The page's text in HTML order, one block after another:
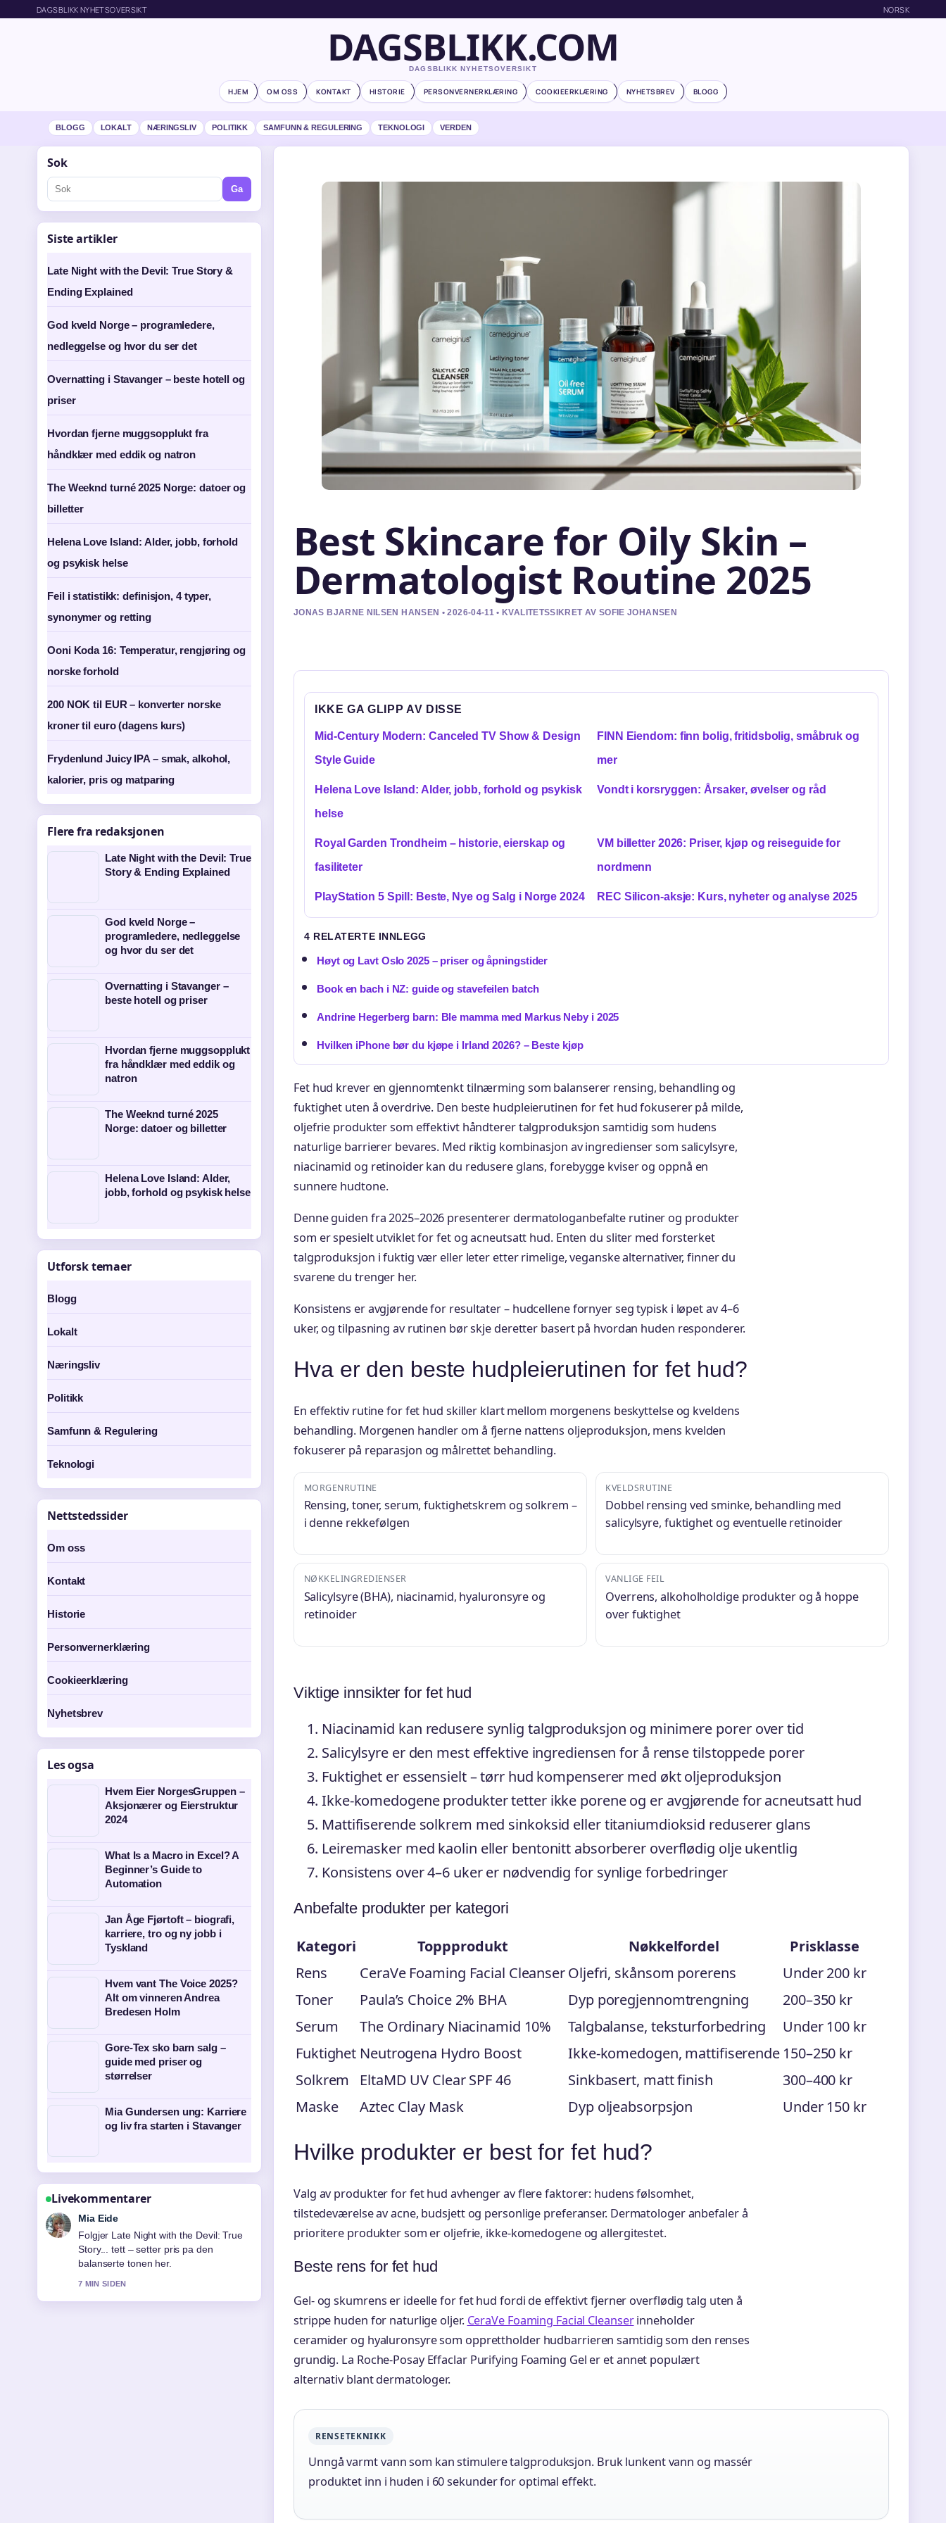
DAGSBLIKK NYHETSOVERSIKT NORSK
DAGSBLIKK.COM
DAGSBLIKK NYHETSOVERSIKT
HJEM OM OSS KONTAKT HISTORIE PERSONVERNERKLÆRING COOKIEERKLÆRING NYHETSBREV BLOGG
BLOGG LOKALT NÆRINGSLIV POLITIKK SAMFUNN & REGULERING TEKNOLOGI VERDEN
Best Skincare for Oily Skin –
Dermatologist Routine 2025
JONAS BJARNE NILSEN HANSEN • 2026-04-11 • KVALITETSSIKRET AV SOFIE JOHANSEN
IKKE GA GLIPP AV DISSE
Mid-Century Modern: Canceled TV Show & Design
Style Guide
FINN Eiendom: finn bolig, fritidsbolig, småbruk og
mer
Helena Love Island: Alder, jobb, forhold og psykisk
helse
Vondt i korsryggen: Årsaker, øvelser og råd
Royal Garden Trondheim – historie, eierskap og
fasiliteter
VM billetter 2026: Priser, kjøp og reiseguide for
nordmenn
PlayStation 5 Spill: Beste, Nye og Salg i Norge 2024 REC Silicon-aksje: Kurs, nyheter og analyse 2025
4 RELATERTE INNLEGG
Høyt og Lavt Oslo 2025 – priser og åpningstider
Book en bach i NZ: guide og stavefeilen batch
Andrine Hegerberg barn: Ble mamma med Markus Neby i 2025
Hvilken iPhone bør du kjøpe i Irland 2026? – Beste kjøp
Fet hud krever en gjennomtenkt tilnærming som balanserer rensing, behandling og
fuktighet uten å overdrive. Den beste hudpleierutinen for fet hud fokuserer på milde,
oljefrie produkter som effektivt håndterer talgproduksjon samtidig som hudens
naturlige barrierer bevares. Med riktig kombinasjon av ingredienser som salicylsyre,
niacinamid og retinoider kan du redusere glans, forebygge kviser og oppnå en
sunnere hudtone.
Denne guiden fra 2025–2026 presenterer dermatologanbefalte rutiner og produkter
som er spesielt utviklet for fet og acneutsatt hud. Enten du sliter med forsterket
talgproduksjon i fuktig vær eller leter etter rimelige, veganske alternativer, finner du
svarene du trenger her.
Konsistens er avgjørende for resultater – hudcellene fornyer seg typisk i løpet av 4–6
uker, og tilpasning av rutinen bør skje deretter basert på hvordan huden responderer.
Hva er den beste hudpleierutinen for fet hud?
En effektiv rutine for fet hud skiller klart mellom morgenens beskyttelse og kveldens
behandling. Morgenen handler om å fjerne nattens oljeproduksjon, mens kvelden
fokuserer på reparasjon og målrettet behandling.
MORGENRUTINE
Rensing, toner, serum, fuktighetskrem og solkrem –
i denne rekkefølgen
KVELDSRUTINE
Dobbel rensing ved sminke, behandling med
salicylsyre, fuktighet og eventuelle retinoider
NØKKELINGREDIENSER
Salicylsyre (BHA), niacinamid, hyaluronsyre og
retinoider
VANLIGE FEIL
Overrens, alkoholholdige produkter og å hoppe
over fuktighet
Viktige innsikter for fet hud
Niacinamid kan redusere synlig talgproduksjon og minimere porer over tid
Salicylsyre er den mest effektive ingrediensen for å rense tilstoppede porer
Fuktighet er essensielt – tørr hud kompenserer med økt oljeproduksjon
Ikke-komedogene produkter tetter ikke porene og er avgjørende for acneutsatt hud
Mattifiserende solkrem med sinkoksid eller titaniumdioksid reduserer glans
Leiremasker med kaolin eller bentonitt absorberer overflødig olje ukentlig
Konsistens over 4–6 uker er nødvendig for synlige forbedringer
Anbefalte produkter per kategori
Kategori Toppprodukt Nøkkelfordel
Prisklasse
Rens
CeraVe Foaming Facial CleanserOljefri, skånsom porerens
Under 200 kr
Toner
Paula’s Choice 2% BHA Dyp poregjennomtrengning
200–350 kr
Serum
The Ordinary Niacinamid 10% Talgbalanse, teksturforbedring
Under 100 kr
Fuktighet Neutrogena Hydro Boost Ikke-komedogen, mattifiserende 150–250 kr
Solkrem
EltaMD UV Clear SPF 46 Sinkbasert, matt finish
300–400 kr
Maske
Aztec Clay Mask Dyp oljeabsorpsjon Under 150 kr
Hvilke produkter er best for fet hud?
Valg av produkter for fet hud avhenger av flere faktorer: hudens følsomhet,
tilstedeværelse av acne, budsjett og personlige preferanser. Dermatologer anbefaler å
prioritere produkter som er oljefrie, ikke-komedogene og allergitestet.
Beste rens for fet hud
Gel- og skumrens er ideelle for fet hud fordi de effektivt fjerner overflødig talg uten å
strippe huden for naturlige oljer. CeraVe Foaming Facial Cleanserinneholder
ceramider og hyaluronsyre som opprettholder hudbarrieren samtidig som den renses
grundig. La Roche-Posay Effaclar Purifying Foaming Gel er et annet populært
alternativ blant dermatologer.
RENSETEKNIKK
Unngå varmt vann som kan stimulere talgproduksjon. Bruk lunkent vann og massér
produktet inn i huden i 60 sekunder for optimal effekt.
Sok
Ga
Siste artikler
Late Night with the Devil: True Story &
Ending Explained
God kveld Norge – programledere,
nedleggelse og hvor du ser det
Overnatting i Stavanger – beste hotell og
priser
Hvordan fjerne muggsopplukt fra
håndklær med eddik og natron
The Weeknd turné 2025 Norge: datoer og
billetter
Helena Love Island: Alder, jobb, forhold
og psykisk helse
Feil i statistikk: definisjon, 4 typer,
synonymer og retting
Ooni Koda 16: Temperatur, rengjøring og
norske forhold
200 NOK til EUR – konverter norske
kroner til euro (dagens kurs)
Frydenlund Juicy IPA – smak, alkohol,
kalorier, pris og matparing
Flere fra redaksjonen
Late Night with the Devil: True
Story & Ending Explained
God kveld Norge –
programledere, nedleggelse
og hvor du ser det
Overnatting i Stavanger –
beste hotell og priser
Hvordan fjerne muggsopplukt
fra håndklær med eddik og
natron
The Weeknd turné 2025
Norge: datoer og billetter
Helena Love Island: Alder,
jobb, forhold og psykisk helse
Utforsk temaer
Blogg
Lokalt
Næringsliv
Politikk
Samfunn & Regulering
Teknologi
Nettstedssider
Om oss
Kontakt
Historie
Personvernerklæring
Cookieerklæring
Nyhetsbrev
Les ogsa
Hvem Eier NorgesGruppen –
Aksjonærer og Eierstruktur
2024
What Is a Macro in Excel? A
Beginner’s Guide to
Automation
Jan Åge Fjørtoft – biografi,
karriere, tro og ny jobb i
Tyskland
Hvem vant The Voice 2025?
Alt om vinneren Andrea
Bredesen Holm
Gore-Tex sko barn salg –
guide med priser og
størrelser
Mia Gundersen ung: Karriere
og liv fra starten i Stavanger
Livekommentarer
Henrik Solberg
Nyttig kontekst rundt God kveld Norge
– programledere, nedleggelse og....
Hold gjerne denne livestrengen